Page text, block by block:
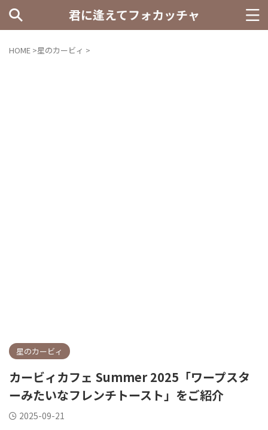
君に逢えてフォカッチャ
HOME >星のカービィ >
星のカービィ
カービィカフェ Summer 2025「ワープスタ
ーみたいなフレンチトースト」をご紹介
2025-09-21